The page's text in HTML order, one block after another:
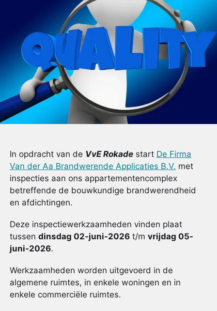
In opdracht van de VvE Rokade start De Firma
Van der Aa Brandwerende Applicaties B.V. met
inspecties aan ons appartementencomplex
betreffende de bouwkundige brandwerendheid
en afdichtingen.
Deze inspectiewerkzaamheden vinden plaat
tussen dinsdag 02-juni-2026 t/m vrijdag 05-
juni-2026.
Werkzaamheden worden uitgevoerd in de
algemene ruimtes, in enkele woningen en in
enkele commerciële ruimtes.